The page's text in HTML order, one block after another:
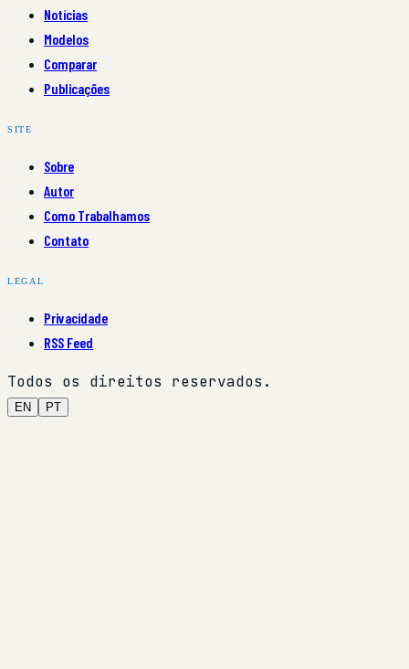
Notícias
Modelos
Comparar
Publicações
SITE
Sobre
Autor
Como Trabalhamos
Contato
LEGAL
Privacidade
RSS Feed
Todos os direitos reservados.
EN PT